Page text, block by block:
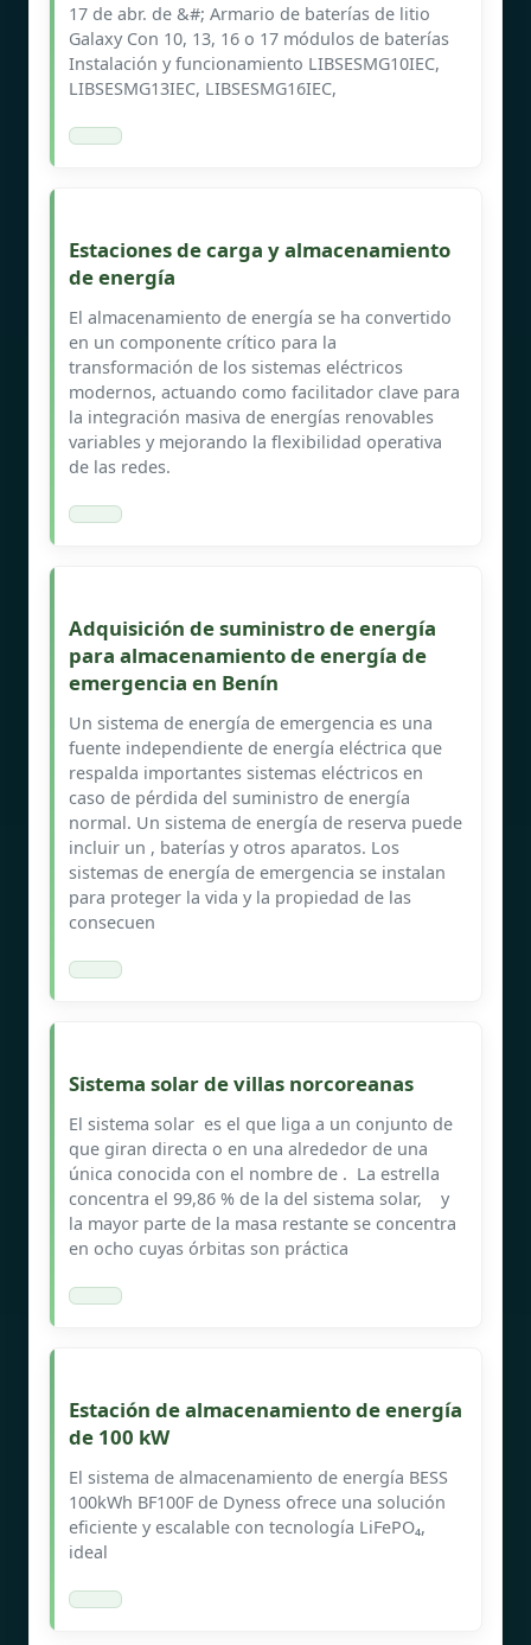
17 de abr. de &#; Armario de baterías de litio
Galaxy Con 10, 13, 16 o 17 módulos de baterías
Instalación y funcionamiento LIBSESMG10IEC,
LIBSESMG13IEC, LIBSESMG16IEC,
Estaciones de carga y almacenamiento
de energía
El almacenamiento de energía se ha convertido
en un componente crítico para la
transformación de los sistemas eléctricos
modernos, actuando como facilitador clave para
la integración masiva de energías renovables
variables y mejorando la flexibilidad operativa
de las redes.
Adquisición de suministro de energía
para almacenamiento de energía de
emergencia en Benín
Un sistema de energía de emergencia es una
fuente independiente de energía eléctrica que
respalda importantes sistemas eléctricos en
caso de pérdida del suministro de energía
normal. Un sistema de energía de reserva puede
incluir un , baterías y otros aparatos. Los
sistemas de energía de emergencia se instalan
para proteger la vida y la propiedad de las
consecuen
Sistema solar de villas norcoreanas
El sistema solar ​ es el que liga a un conjunto de
que giran directa o en una alrededor de una
única conocida con el nombre de . ​ La estrella
concentra el 99,86 % de la del sistema solar, ​ ​ ​ y
la mayor parte de la masa restante se concentra
en ocho cuyas órbitas son práctica
Estación de almacenamiento de energía
de 100 kW
El sistema de almacenamiento de energía BESS
100kWh BF100F de Dyness ofrece una solución
eficiente y escalable con tecnología LiFePO₄,
ideal